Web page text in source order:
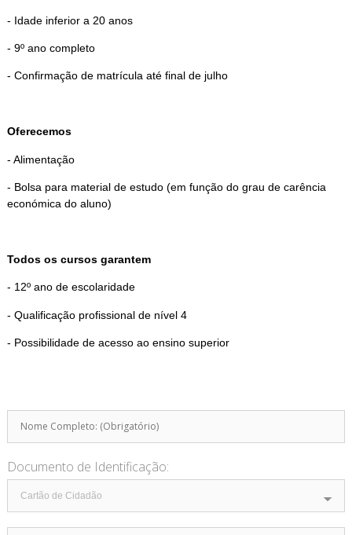
- Idade inferior a 20 anos
- 9º ano completo
- Confirmação de matrícula até final de julho
Oferecemos
- Alimentação
- Bolsa para material de estudo (em função do grau de carência
económica do aluno)
Todos os cursos garantem
- 12º ano de escolaridade
- Qualificação profissional de nível 4
- Possibilidade de acesso ao ensino superior
Documento de Identificação: